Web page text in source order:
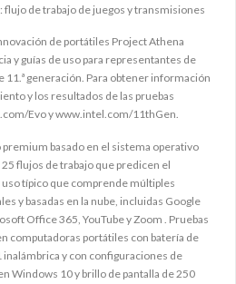
flujo de trabajo de juegos y transmisiones
de portátiles Project Athena
y guías de uso para representantes de
generación. Para obtener información
y los resultados de las pruebas
Evo y www.intel.com/11thGen.
basado en el sistema operativo
flujos de trabajo que predicen el
típico que comprende múltiples
y basadas en la nube, incluidas Google
Office 365, YouTube y Zoom . Pruebas
computadoras portátiles con batería de
inalámbrica y con configuraciones de
Windows 10 y brillo de pantalla de 250